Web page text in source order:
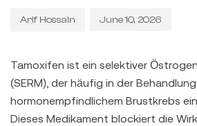
Arif Hossain June 10, 2026
Tamoxifen ist ein selektiver
(SERM), der häufig in der
hormonempfindlichem Brustkrebs
Dieses Medikament blockiert die